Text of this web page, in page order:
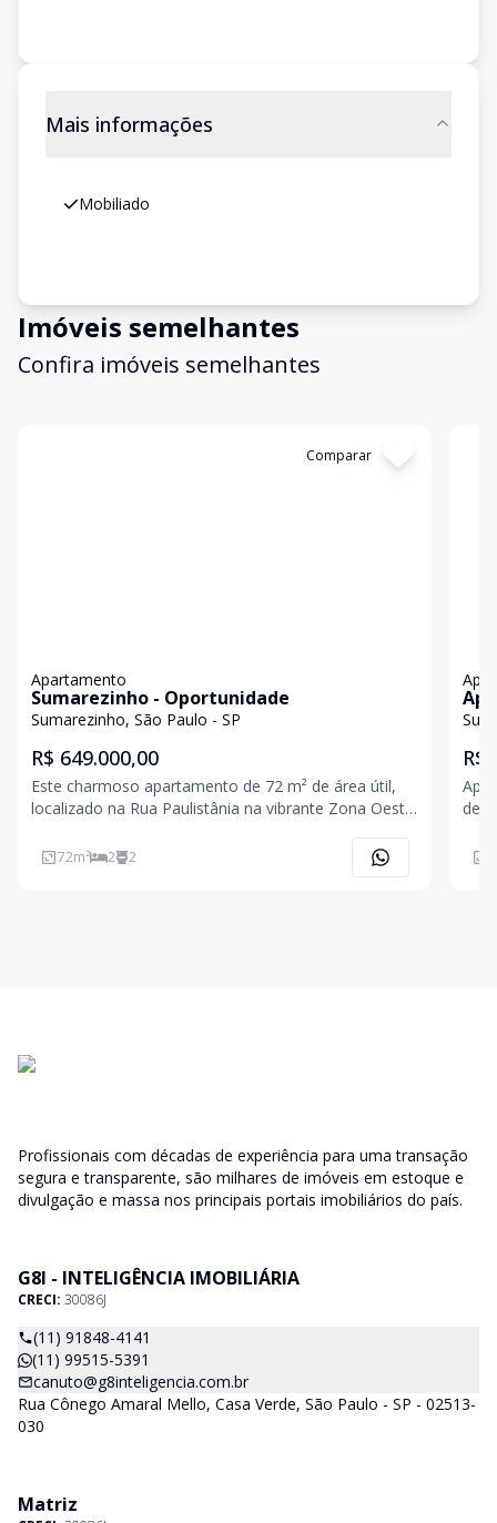
Mais informações
Mobiliado
Imóveis semelhantes
Confira imóveis semelhantes
Comparar
Apartamento
Sumarezinho - Oportunidade
Sumarezinho, São Paulo - SP
R$ 649.000,00
Este charmoso apartamento de 72 m² de área útil,
localizado na Rua Paulistânia na vibrante Zona Oeste
72m² 2 2
R$
Profissionais com décadas de experiência para uma transação
segura e transparente, são milhares de imóveis em estoque e
divulgação e massa nos principais portais imobiliários do país.
G8I - INTELIGÊNCIA IMOBILIÁRIA
CRECI: 30086J
(11) 91848-4141
(11) 99515-5391
canuto@g8inteligencia.com.br
Rua Cônego Amaral Mello, Casa Verde, São Paulo - SP - 02513-
030
Matriz